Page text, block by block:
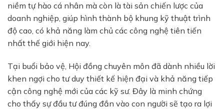
niềm tự hào cá nhân mà còn là tài sản chiến lược của
doanh nghiệp, giúp hình thành bộ khung kỹ thuật trình
độ cao, có khả năng làm chủ các công nghệ tiên tiến
nhất thế giới hiện nay.
Tại buổi bảo vệ, Hội đồng chuyên môn đã dành nhiều lời
khen ngợi cho tư duy thiết kế hiện đại và khả năng tiếp
cận công nghệ mới của các kỹ sư. Đây là minh chứng
cho thấy sự đầu tư đúng đắn vào con người sẽ tạo ra lợi